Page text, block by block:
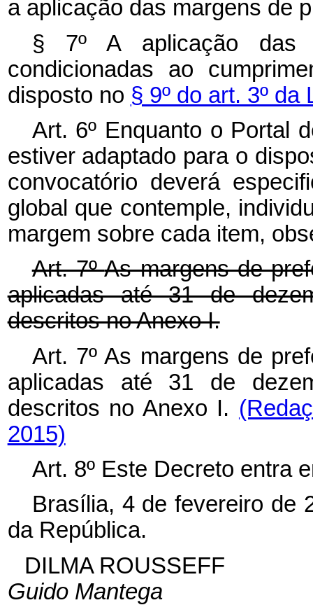
a aplicação das margens de
§ 7º A aplicação das
condicionadas ao
disposto no § 9º do art. 3º da
Art. 6º Enquanto o Portal
estiver adaptado para o
convocatório deverá
global que contemple,
margem sobre cada item,
Art. 7ºAs margens de
aplicadas até 31 de
descritos no Anexo I.
Art. 7º As margens de
aplicadas até 31 de
descritos no Anexo I.
2015)
Art. 8º Este Decreto entra
Brasília, 4 de fevereiro de
da República.
DILMA ROUSSEFF
Guido Mantega